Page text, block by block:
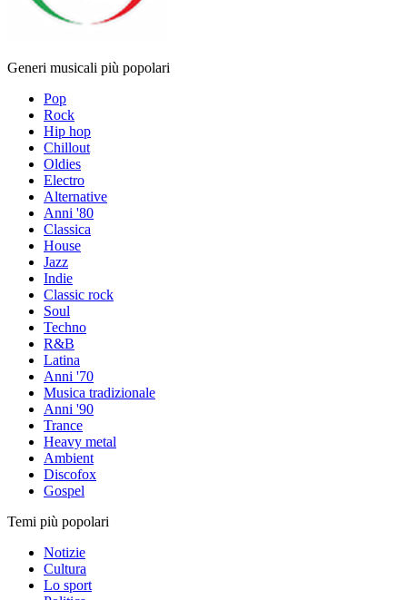
Generi musicali più popolari
Pop
Rock
Hip hop
Chillout
Oldies
Electro
Alternative
Anni '80
Classica
House
Jazz
Indie
Classic rock
Soul
Techno
R&B
Latina
Anni '70
Musica tradizionale
Anni '90
Trance
Heavy metal
Ambient
Discofox
Gospel
Temi più popolari
Notizie
Cultura
Lo sport